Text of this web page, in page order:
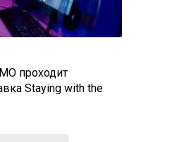
проходит
Staying with the